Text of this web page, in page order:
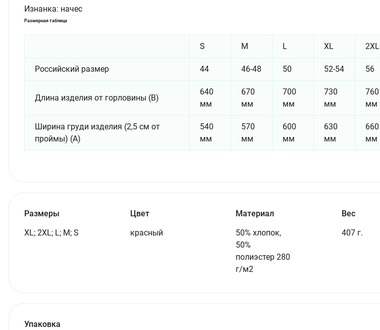
Изнанка: начес
Размерная таблица
S M L XL 2XL
Российский размер 44 46-48 50 52-54 56
Длина изделия от горловины (B)
640
мм
670
мм
700
мм
730
мм
760
мм
Ширина груди изделия (2,5 см от
проймы) (A)
540
мм
570
мм
600
мм
630
мм
660
мм
Размеры
XL; 2XL; L; M; S
Цвет
красный
Материал
50% хлопок,
50%
полиэстер 280
г/м2
Вес
407 г.
Упаковка